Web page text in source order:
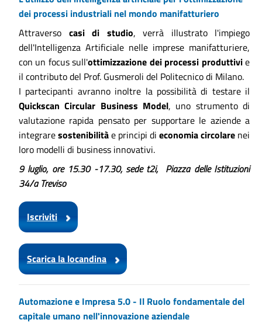
dei processi industriali nel mondo manifatturiero
Attraverso casi di studio, verrà illustrato l'impiego
dell'Intelligenza Artificiale nelle imprese manifatturiere,
con un focus sull'ottimizzazione dei processi produttivie
il contributo del Prof. Gusmeroli del Politecnico di Milano.
I partecipanti avranno inoltre la possibilità di testare il
Quickscan Circular Business Model, uno strumento di
valutazione rapida pensato per supportare le aziende a
integraresostenibilitàe principi di economia circolare nei
loro modelli di business innovativi.
9 luglio, ore 15.30 -17.30, sede t2i, Piazza delle Istituzioni
34/a Treviso
Iscriviti
Scarica la locandina
Automazione e Impresa 5.0 - Il Ruolo fondamentale del
capitale umano nell'innovazione aziendale